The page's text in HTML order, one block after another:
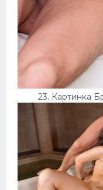
23. Картинка